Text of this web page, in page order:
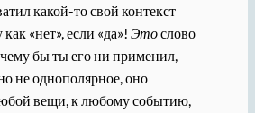
какой-то свой контекст
«нет», если «да»! Этослово
бы ты его ни применил,
не однополярное, оно
вещи, к любому событию,